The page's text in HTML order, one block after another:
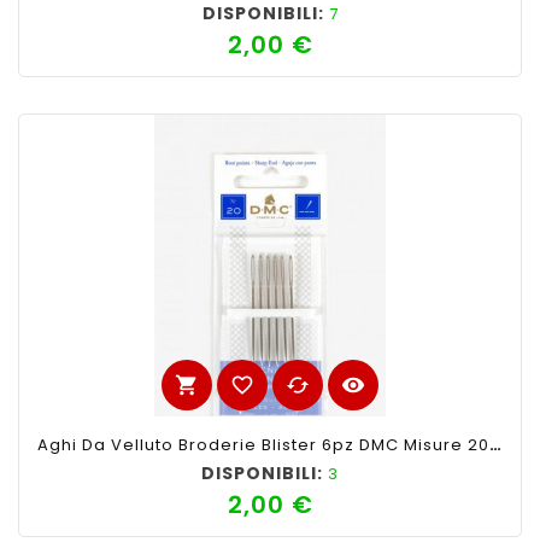
DISPONIBILI: 7
2,00 €Prezzo
shopping_cart favorite_border cached visibility
Aghi Da Velluto Broderie Blister 6pz DMC Misure 20 Con Punta
DISPONIBILI: 3
2,00 €Prezzo